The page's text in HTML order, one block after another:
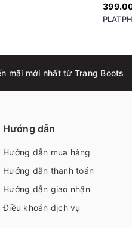
mãi mới nhất từ Trang Boots
Hướng dẫn
Hướng dẫn mua hàng
Hướng dẫn thanh toán
Hướng dẫn giao nhận
Điều khoản dịch vụ